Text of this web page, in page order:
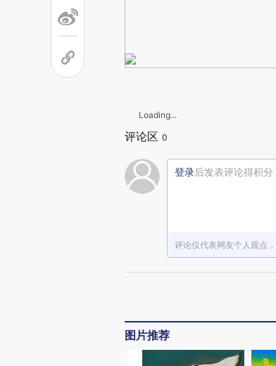
Loading...
评论区 0
登录后发表评论得积分
评论仅代表网友个人观点
图片推荐